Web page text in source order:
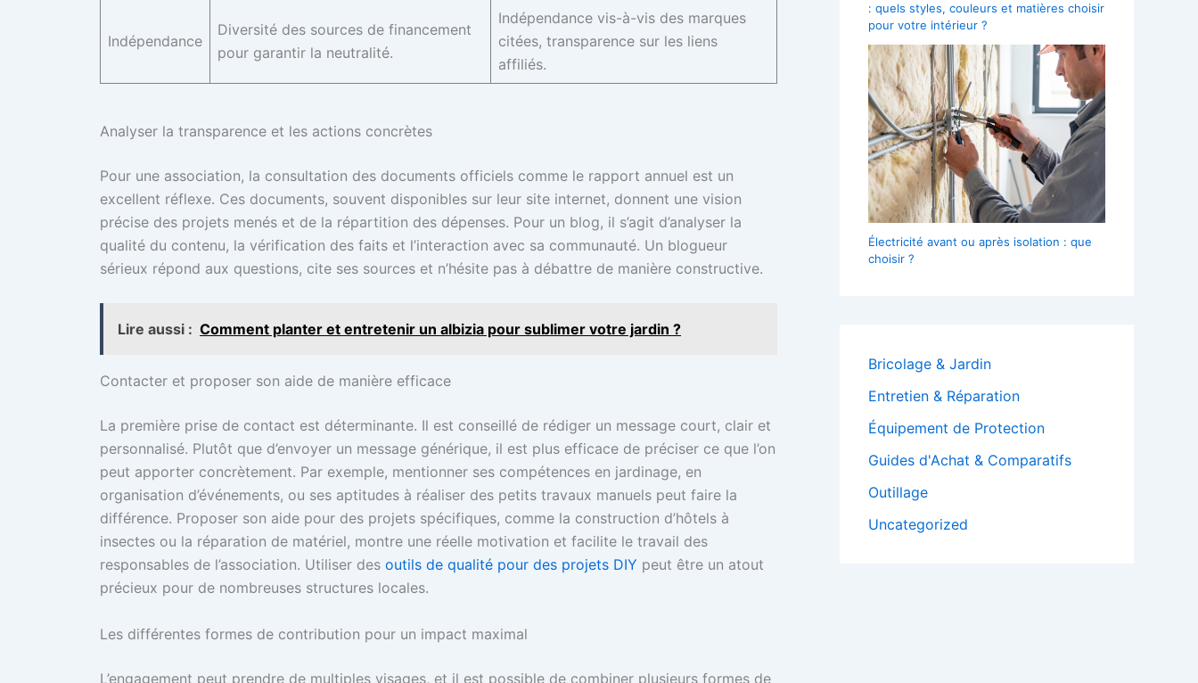
Indépendance
Diversité des sources de financement
pour garantir la neutralité.
Indépendance vis-à-vis des marques
citées, transparence sur les liens
affiliés.
Analyser la transparence et les actions concrètes
Pour une association, la consultation des documents officiels comme le rapport annuel est un
excellent réflexe. Ces documents, souvent disponibles sur leur site internet, donnent une vision
précise des projets menés et de la répartition des dépenses. Pour un blog, il s’agit d’analyser la
qualité du contenu, la vérification des faits et l’interaction avec sa communauté. Un blogueur
sérieux répond aux questions, cite ses sources et n’hésite pas à débattre de manière constructive.
Lire aussi : Comment planter et entretenir un albizia pour sublimer votre jardin ?
Contacter et proposer son aide de manière efficace
La première prise de contact est déterminante. Il est conseillé de rédiger un message court, clair et
personnalisé. Plutôt que d’envoyer un message générique, il est plus efficace de préciser ce que l’on
peut apporter concrètement. Par exemple, mentionner ses compétences en jardinage, en
organisation d’événements, ou ses aptitudes à réaliser des petits travaux manuels peut faire la
différence. Proposer son aide pour des projets spécifiques, comme la construction d’hôtels à
insectes ou la réparation de matériel, montre une réelle motivation et facilite le travail des
responsables de l’association. Utiliser des outils de qualité pour des projets DIY peut être un atout
précieux pour de nombreuses structures locales.
Les différentes formes de contribution pour un impact maximal
L’engagement peut prendre de multiples visages, et il est possible de combiner plusieurs formes de
: quels styles, couleurs et matières choisir
pour votre intérieur ?
Électricité avant ou après isolation : que
choisir ?
Bricolage & Jardin
Entretien & Réparation
Équipement de Protection
Guides d'Achat & Comparatifs
Outillage
Uncategorized